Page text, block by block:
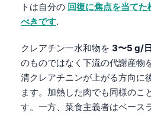
トは自分の 回復に焦点を当てた
べきです.
クレアチン一水和物を 3〜5 g/日
のものではなく下流の代謝産物
清クレアチニンが上がる方向に
ます。加熱した肉でも同様のこ
す。一方、菜食主義者はベース